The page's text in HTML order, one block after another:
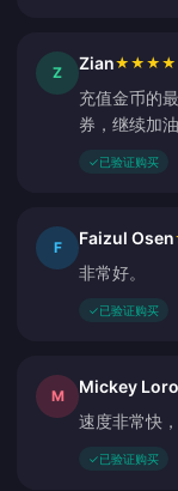
Z Zian★ ★ ★ ★
充值金币的
券，继续加油
✓已验证购买
F Faizul Osen
非常好。
✓已验证购买
M Mickey Loro
速度非常快
✓已验证购买